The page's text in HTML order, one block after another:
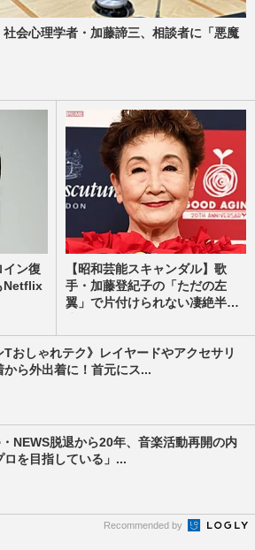
社会心理学者・加藤諦三、相談者に「悪魔
イン復
Netflix
【昭和芸能スキャンダル】歌
手・加藤登紀子の「ただの左
翼」で片付けられない凄絶半
Tおしゃれテク》レイヤードやアクセサリ
から外出着に！首元にス...
NEWS脱退から20年、音楽活動再開の内
ロを目指している」...
Recommended by